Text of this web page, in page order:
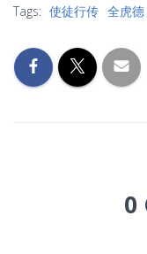
Tags: 使徒行传 全虎德
0